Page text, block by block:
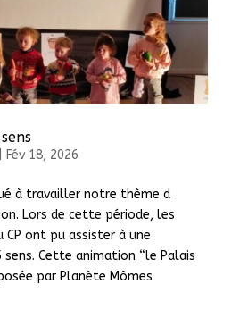
Fév 18, 2026
à travailler notre thème d
Lors de cette période, les
CP ont pu assister à une
Cette animation “le Palais
par Planète Mômes